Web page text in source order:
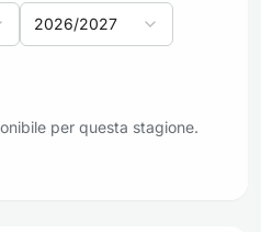
2026/2027
per questa stagione.